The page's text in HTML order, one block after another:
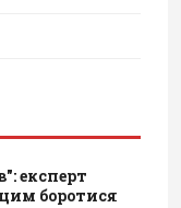
експерт
боротися